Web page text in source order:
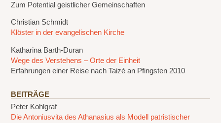
Zum Potential geistlicher Gemeinschaften
Christian Schmidt
Klöster in der evangelischen Kirche
Katharina Barth-Duran
Wege des Verstehens – Orte der Einheit
Erfahrungen einer Reise nach Taizé an Pfingsten 2010
BEITRÄGE
Peter Kohlgraf
Die Antoniusvita des Athanasius als Modell patristischer